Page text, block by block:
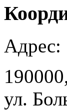
Адрес:
ул.